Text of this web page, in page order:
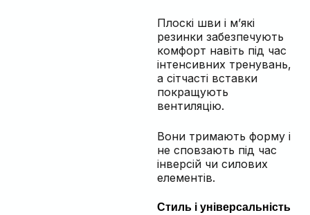
Плоскі шви і м’які
резинки забезпечують
комфорт навіть під час
інтенсивних тренувань,
а сітчасті вставки
покращують
вентиляцію.
Вони тримають форму і
не сповзають під час
інверсій чи силових
елементів.
Стиль і універсальність